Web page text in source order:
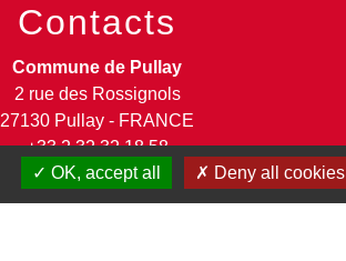
Contacts
Commune de Pullay
2 rue des Rossignols
27130 Pullay - FRANCE
+33 2 32 32 18 58
Site internet :
OK, accept all Deny all cookies